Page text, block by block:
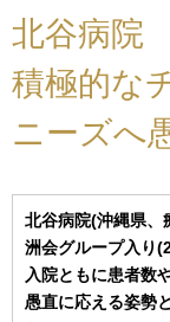
北谷病院
積極的な
ニーズへ
北谷病院(沖縄県、
洲会グループ入り
入院ともに患者数
愚直に応える姿勢